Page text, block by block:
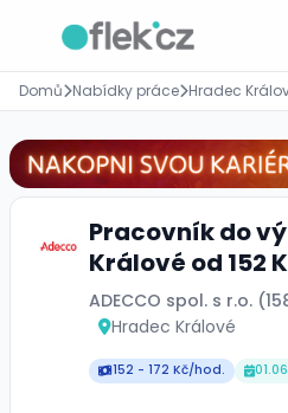
Domů Nabídky práce Hradec
Pracovník do
Králové od 152
ADECCO spol. s r.o.
Hradec Králové
152 - 172 Kč/hod.